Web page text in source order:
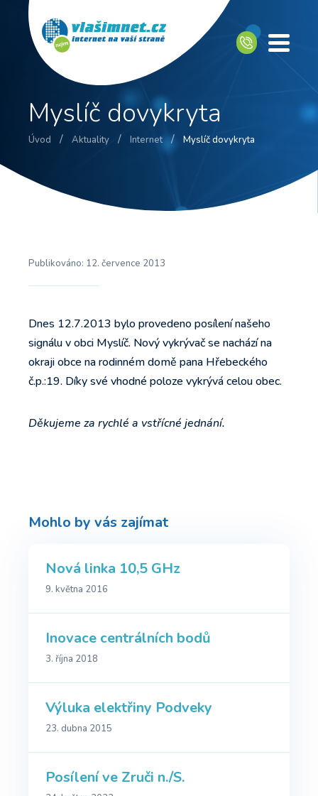
Myslíč dovykryta
Úvod / Aktuality / Internet / Myslíč dovykryta
Publikováno: 12. července 2013
Dnes 12.7.2013 bylo provedeno posílení našeho
signálu v obci Myslíč. Nový vykrývač se nachází na
okraji obce na rodinném domě pana Hřebeckého
č.p.:19. Díky své vhodné poloze vykrývá celou obec.
Děkujeme za rychlé a vstřícné jednání.
Mohlo by vás zajímat
Nová linka 10,5 GHz
9. května 2016
Inovace centrálních bodů
3. října 2018
Výluka elektřiny Podveky
23. dubna 2015
Posílení ve Zruči n./S.